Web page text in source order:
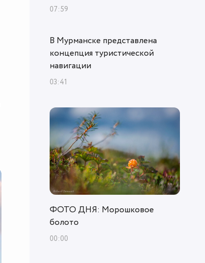
07:59
В Мурманске представлена
концепция туристической
навигации
03:41
ФОТО ДНЯ: Морошковое
болото
00:00